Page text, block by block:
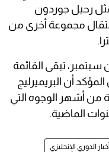
رحيل جوردون
مجموعة أخرى من
سبتمبر، تبقى القائمة
أن البريميرليج
أشهر الوجوه التي
الماضية.
أخبار الدوري الإنجليزي